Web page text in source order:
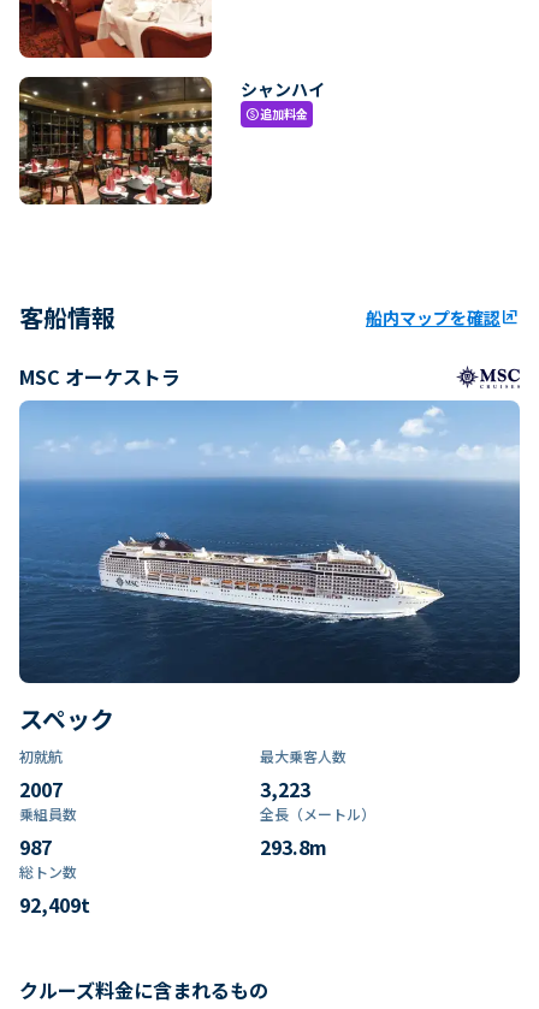
シャンハイ
paid追加料金
客船情報 船内マップを確認ungroup
MSC オーケストラ
スペック
初就航
2007
最大乗客人数
3,223
乗組員数​
987
全長（メートル）
293.8m
総トン数​
92,409t
クルーズ料金に含まれるもの